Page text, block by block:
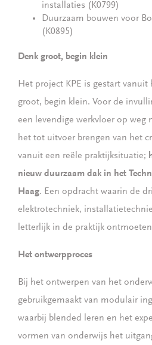
installaties (K0799)
Duurzaam bouwen voor
(K0895)
Denk groot, begin klein
Het project KPE is gestart
groot, begin klein. Voor de
een levendige werkvloer op weg
het tot uitvoer brengen van het
vanuit een reële praktijksituatie;
nieuw duurzaam dak in het
Haag. Een opdracht waarin de
elektrotechniek,
letterlijk in de praktijk
Het ontwerpproces
Bij het ontwerpen van het
gebruikgemaakt van modulair
waarbij blended leren en het
vormen van onderwijs het